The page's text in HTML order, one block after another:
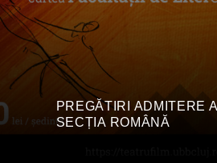
PREGĂTIRI ADMITERE
SECȚIA ROMÂNĂ